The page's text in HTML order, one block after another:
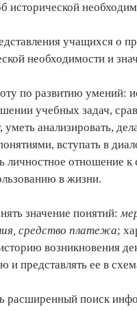
исторической
учащихся о
необходимости и
по развитию умений:
учебных задач,
уметь анализировать,
вступать в
личностное отношение
в жизни.
значение понятий:
средство платежа;
возникновения
и представлять ее в
расширенный поиск